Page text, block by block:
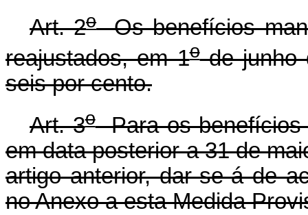
Art. 2oOs benefícios
reajustados, em 1ode junho
seis por cento.
Art. 3oPara os benefícios
em data posterior a 31 de
artigo anterior, dar-se-á de
no Anexo a esta Medida